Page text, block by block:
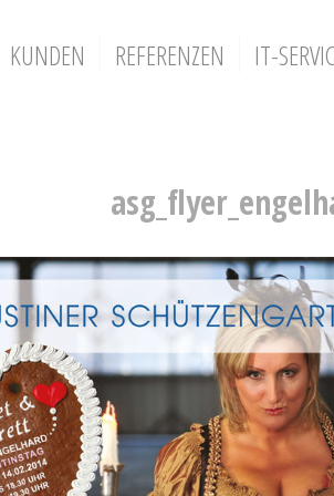
KUNDEN REFERENZEN IT-